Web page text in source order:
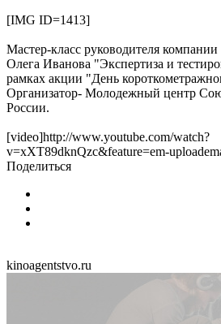
[IMG ID=1413]
Мастер-класс руководителя
Олега Иванова "Экспертиза и
рамках акции "День
Организатор- Молодежный центр
России.
[video]http://www.youtube.com/watch?
v=xXT89dknQzc&feature=em-
Поделиться
kinoagentstvo.ru